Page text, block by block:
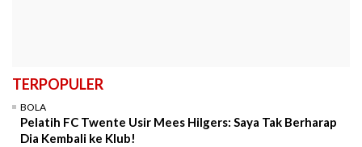
TERPOPULER
BOLA
Pelatih FC Twente Usir Mees Hilgers: Saya Tak Berharap
Dia Kembali ke Klub!